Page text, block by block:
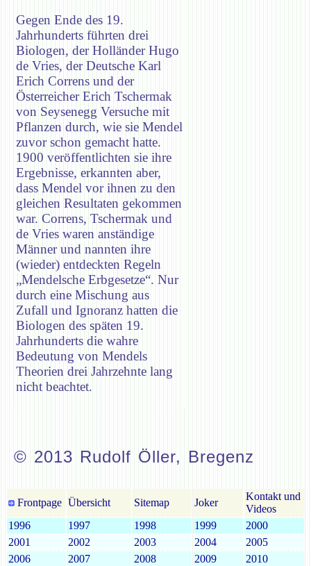
Gegen Ende des 19.
Jahrhunderts führten drei
Biologen, der Holländer Hugo
de Vries, der Deutsche Karl
Erich Correns und der
Österreicher Erich Tschermak
von Seysenegg Versuche mit
Pflanzen durch, wie sie Mendel
zuvor schon gemacht hatte.
1900 veröffentlichten sie ihre
Ergebnisse, erkannten aber,
dass Mendel vor ihnen zu den
gleichen Resultaten gekommen
war. Correns, Tschermak und
de Vries waren anständige
Männer und nannten ihre
(wieder) entdeckten Regeln
„Mendelsche Erbgesetze“. Nur
durch eine Mischung aus
Zufall und Ignoranz hatten die
Biologen des späten 19.
Jahrhunderts die wahre
Bedeutung von Mendels
Theorien drei Jahrzehnte lang
nicht beachtet.
© 2013 Rudolf Öller, Bregenz
Frontpage Übersicht Sitemap Joker
Kontakt und
Videos
1996
1997 1998 1999
2000
2001
2002 2003 2004
2005
2006
2007 2008 2009 2010